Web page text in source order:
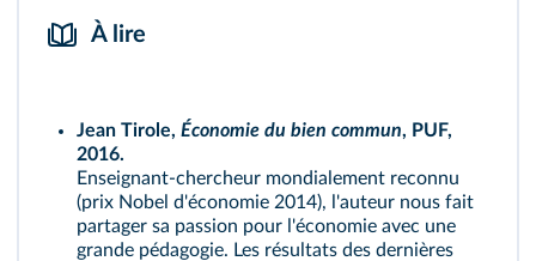
À lire
Jean Tirole, Économie du bien commun, PUF,
2016.
Enseignant-chercheur mondialement reconnu
(prix Nobel d'économie 2014), l'auteur nous fait
partager sa passion pour l'économie avec une
grande pédagogie. Les résultats des dernières